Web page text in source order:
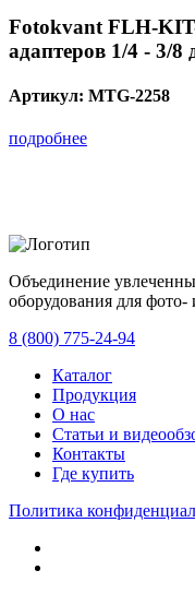
Fotokvant FLH-
адаптеров 1/4 - 3/
Артикул: MTG-2258
подробнее
Объединение
оборудования для фото-
8 (800) 775-24-94
Каталог
Продукция
О нас
Статьи и
Контакты
Где купить
Политика